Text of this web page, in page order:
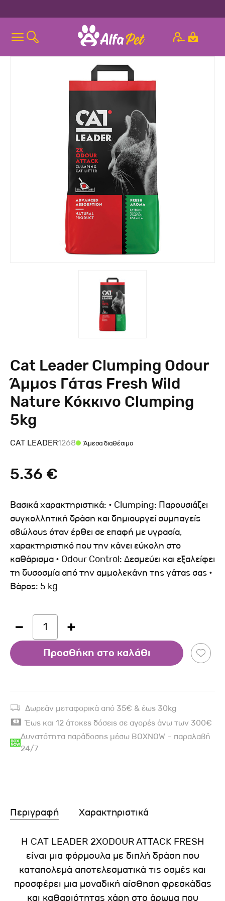
Cat Leader Clumping Odour
Άμμος Γάτας Fresh Wild
Nature Κόκκινο Clumping
5kg
CAT LEADER1268 Άμεσα διαθέσιμο
5.36 €
Βασικά χαρακτηριστικά: • Clumping: Παρουσιάζει
συγκολλητική δράση και δημιουργεί συμπαγείς
σβώλους όταν έρθει σε επαφή με υγρασία,
χαρακτηριστικό που την κάνει εύκολη στο
καθάρισμα • Odour Control: Δεσμεύει και εξαλείφει
τη δυσοσμία από την αμμολεκάνη της γάτας σας •
Βάρος: 5 kg
1
Προσθήκη στο καλάθι
Δωρεάν μεταφορικά από 35€ & έως 30kg
Έως και 12 άτοκες δόσεις σε αγορές άνω των 300€
Δυνατότητα παράδοσης μέσω BOXNOW – παραλαβή
24/7
Περιγραφή Χαρακτηριστικά
Η CAT LEADER 2XODOUR ATTACK FRESH
είναι μια φόρμουλα με διπλή δράση που
καταπολεμά αποτελεσματικά τις οσμές και
προσφέρει μια μοναδική αίσθηση φρεσκάδας
και καθαριότητας χάρη στο άρωμα που